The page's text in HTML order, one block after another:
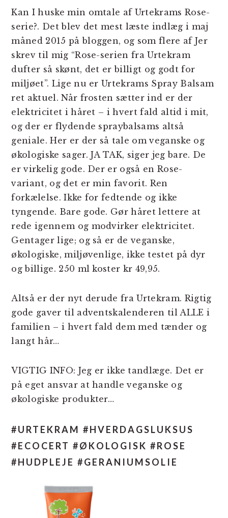
Kan I huske min omtale af Urtekrams Rose-
serie?. Det blev det mest læste indlæg i maj
måned 2015 på bloggen, og som flere af Jer
skrev til mig “Rose-serien fra Urtekram
dufter så skønt, det er billigt og godt for
miljøet”. Lige nu er Urtekrams Spray Balsam
ret aktuel. Når frosten sætter ind er der
elektricitet i håret – i hvert fald altid i mit,
og der er flydende spraybalsams altså
geniale. Her er der så tale om veganske og
økologiske sager. JA TAK, siger jeg bare. De
er virkelig gode. Der er også en Rose-
variant, og det er min favorit. Ren
forkælelse. Ikke for fedtende og ikke
tyngende. Bare gode. Gør håret lettere at
rede igennem og modvirker elektricitet.
Gentager lige; og så er de veganske,
økologiske, miljøvenlige, ikke testet på dyr
og billige. 250 ml koster kr 49,95.
Altså er der nyt derude fra Urtekram. Rigtig
gode gaver til adventskalenderen til ALLE i
familien – i hvert fald dem med tænder og
langt hår…
VIGTIG INFO: Jeg er ikke tandlæge. Det er
på eget ansvar at handle veganske og
økologiske produkter…
#URTEKRAM #HVERDAGSLUKSUS
#ECOCERT #ØKOLOGISK #ROSE
#HUDPLEJE #GERANIUMSOLIE